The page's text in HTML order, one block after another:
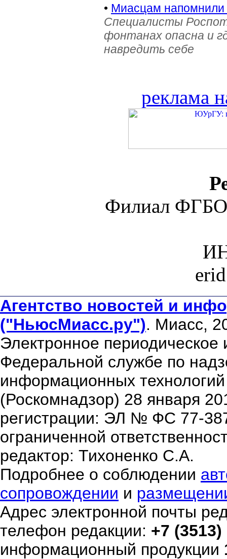
• Миасцам напомнили
Специалисты
фонтанах опасна и
навредить себе
реклама
Филиал
Агентство новостей и
("НьюсМиасс.ру"). Миасс,
Электронное периодическое
Федеральной службе по
информационных
(Роскомнадзор) 28 января
регистрации: ЭЛ № ФС 77-
ограниченной
редактор: Тихоненко С.А.
Подробнее о соблюдении
сопровождении и
Адрес электронной почты
телефон редакции: +7
информационный продукции